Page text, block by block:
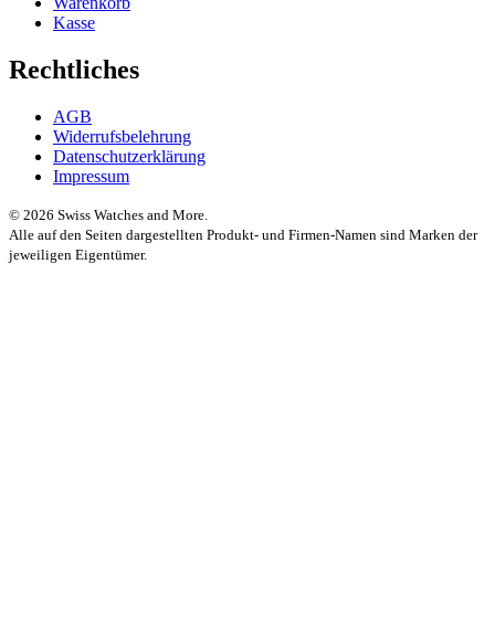
Kasse
Rechtliches
AGB
Widerrufsbelehrung
Datenschutzerklärung
Impressum
© 2026 Swiss Watches and More.
Alle auf den Seiten dargestellten Produkt- und Firmen-Namen sind Marken der
jeweiligen Eigentümer.